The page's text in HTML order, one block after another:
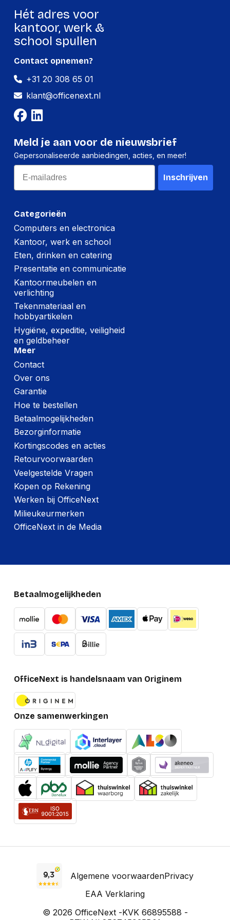
Compatibele soorten
stopcontacten
Meegeleverde kabels
Inclusief AC-adapter
Gebruikershandleiding
Logistieke gegevens
(Buitenste)
hoogte
hoofdverpakking
lengte
(Buitenste)
hoofdverpakking
breedte
Code
geharmoniseerd
systeem (HS)
Netwerk
Full duplex
Ethernet LAN
Netwerkstandaard
Ethernet LAN, data-
overdrachtsnelheden
Overige specificaties
Snoerlengte
Poorten interfaces
Nee
USB Power Delivery
(USB PD)
ConnectiviteitstechnologieBedraad
USB Power Delivery
tot max.
netstroomadapter
Prestatie
Certificering
CE, FCC, REACH
UASP-ondersteuningJa
Geïntegreerde
geheugenkaartlezer
Nee
Materiaal behuizing
10 Education x64,
Windows 10
Enterprise, Windows
10 Enterprise x64,
Hét adres voor
kantoor, werk &
school spullen
Categorieën
Computers en electronica
Kantoor, werk en school
Eten, drinken en catering
Presentatie en communicatie
Kantoormeubelen en
verlichting
Tekenmateriaal en
hobbyartikelen
Hygiëne, expeditie, veiligheid
en geldbeheer
Meer
Contact
Over ons
Garantie
Hoe te bestellen
Betaalmogelijkheden
Bezorginformatie
Kortingscodes en acties
Retourvoorwaarden
Veelgestelde Vragen
Kopen op Rekening
Werken bij OfficeNext
Milieukeurmerken
OfficeNext in de Media
Contact opnemen?
+31 20 308 65 01
klant@officenext.nl
Meld je aan voor de nieuwsbrief
Gepersonaliseerde aanbiedingen, acties, en meer!
Email
Inschrijven
Betaalmogelijkheden
OfficeNext is handelsnaam van Originem
Onze samenwerkingen
Algemene voorwaardenPrivacy
EAA Verklaring
© 2026 OfficeNext -KVK 66895588 -